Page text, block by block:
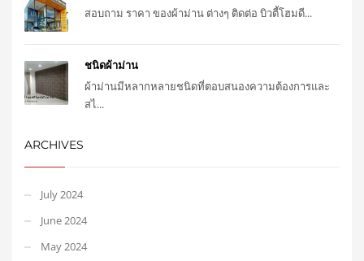
สอบถาม ราคา ของผ้าม่าน ต่างๆ ติดต่อ บิวตี้โฮมดี...
ชนิดผ้าม่าน
ผ้าม่านมีหลากหลายชนิดที่ตอบสนองความต้องการและ
สไ...
ARCHIVES
July 2024
June 2024
May 2024